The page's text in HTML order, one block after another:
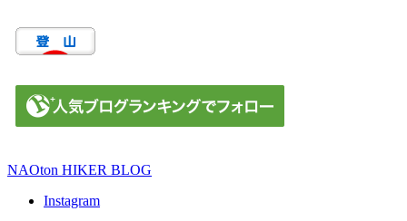
NAOton HIKER BLOG
Instagram